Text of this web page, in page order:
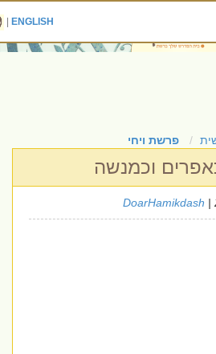
ENGLISH
|
פרשת ויחי
וכמנשה
DoarHamikdash